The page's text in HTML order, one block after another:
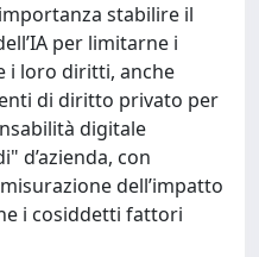
stabilire il
per limitarne i
i loro diritti, anche
di diritto privato per
digitale
d’azienda, con
dell’impatto
i cosiddetti fattori